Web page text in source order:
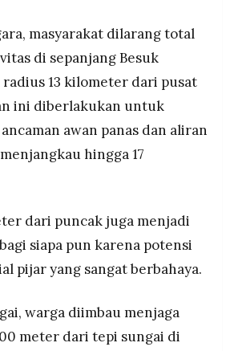
masyarakat dilarang total
di sepanjang Besuk
radius 13 kilometer dari pusat
ini diberlakukan untuk
awan panas dan aliran
hingga 17
dari puncak juga menjadi
siapa pun karena potensi
pijar yang sangat berbahaya.
warga diimbau menjaga
meter dari tepi sungai di